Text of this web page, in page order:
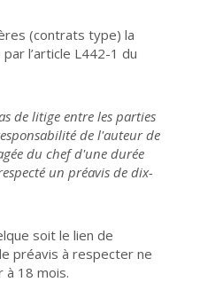
(contrats type) la
l’article L442-1 du
de litige entre les parties
de l'auteur de
du chef d'une durée
un préavis de dix-
soit le lien de
préavis à respecter ne
à 18 mois.